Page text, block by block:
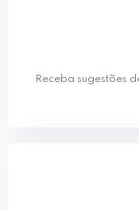
Receba sugestões